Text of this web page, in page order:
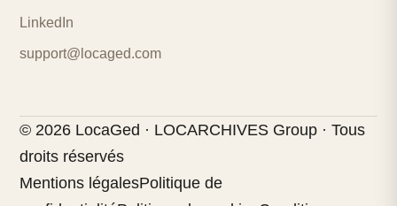
LinkedIn
support@locaged.com
© 2026 LocaGed · LOCARCHIVES Group · Tous
droits réservés
Mentions légalesPolitique de